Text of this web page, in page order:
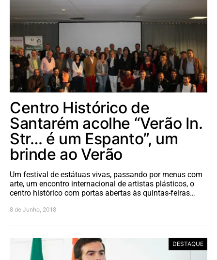
Centro Histórico de
Santarém acolhe “Verão In.
Str… é um Espanto”, um
brinde ao Verão
Um festival de estátuas vivas, passando por menus com
arte, um encontro internacional de artistas plásticos, o
centro histórico com portas abertas às quintas-feiras…
8 de Junho, 2018
DESTAQUE